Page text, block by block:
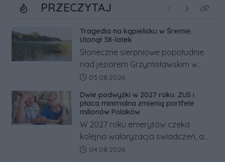
PRZECZYTAJ Poprzednie
NastępneKliknij
Tragedia na kąpielisku w Śremie.
Utonął 38-latek
Słoneczne sierpniowe popołudnie
nad jeziorem Grzymisławskim w
powiecie śremskim zakończyło się
odwrócić nawet natychmiastowe
działania służb ratunkowych.
Data dodania artykułu:
03.08.2026
Dwie podwyżki w 2027 roku. ZUS i
płaca minimalna zmienią portfele
milionów Polaków
W 2027 roku emerytów czeka
kolejna waloryzacja świadczeń, a
pracowników podwyżka płacy
Data dodania artykułu:
04.08.2026